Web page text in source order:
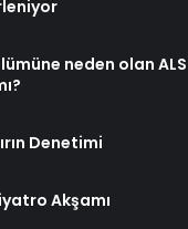
neden olan
Denetimi
Akşamı